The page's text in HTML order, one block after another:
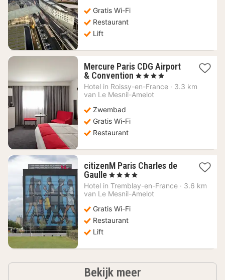
Gratis Wi-Fi
Restaurant
Lift
Mercure Paris CDG Airport
& Convention 1
nacht
vanaf
, 4 Sterren
Hotel in Roissy-en-France · 3.3 km
van Le Mesnil-Amelot
Zwembad
Gratis Wi-Fi
Restaurant
citizenM Paris Charles de
Gaulle 1
nacht
vanaf
€
, 4 Sterren
Hotel in Tremblay-en-France · 3.6 km
van Le Mesnil-Amelot
Gratis Wi-Fi
Restaurant
Lift
Bekijk meerhotels